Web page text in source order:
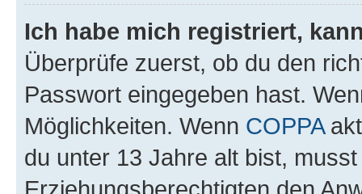
Ich habe mich registriert,
Überprüfe zuerst, ob du den
Passwort eingegeben hast.
Möglichkeiten. Wenn COPPA
du unter 13 Jahre alt bist,
Erziehungsberechtigten den